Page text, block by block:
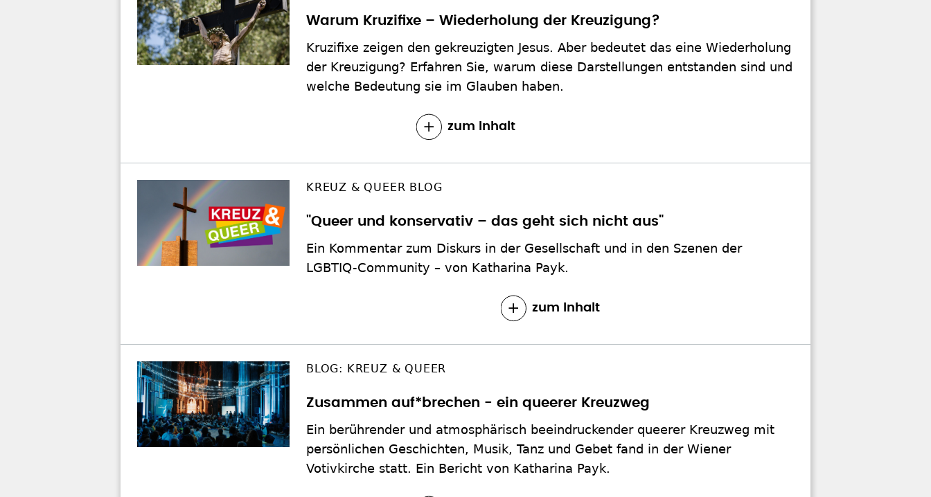
Warum Kruzifixe – Wiederholung der Kreuzigung?
Kruzifixe zeigen den gekreuzigten Jesus. Aber bedeutet das eine Wiederholung
der Kreuzigung? Erfahren Sie, warum diese Darstellungen entstanden sind und
welche Bedeutung sie im Glauben haben.
zum Inhalt
KREUZ & QUEER BLOG
"Queer und konservativ – das geht sich nicht aus"
Ein Kommentar zum Diskurs in der Gesellschaft und in den Szenen der
LGBTIQ-Community – von Katharina Payk.
zum Inhalt
BLOG: KREUZ & QUEER
Zusammen auf*brechen - ein queerer Kreuzweg
Ein berührender und atmosphärisch beeindruckender queerer Kreuzweg mit
persönlichen Geschichten, Musik, Tanz und Gebet fand in der Wiener
Votivkirche statt. Ein Bericht von Katharina Payk.